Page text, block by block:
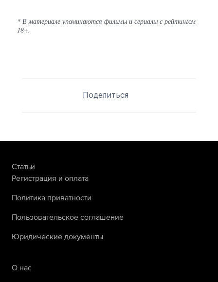
* В материале упоминаются фильмы и сериалы с рейтингом
18+.
Поделиться
Статьи
Регистрация и оплата
Политика приватности
Пользовательское соглашение
Юридические документы
О нас